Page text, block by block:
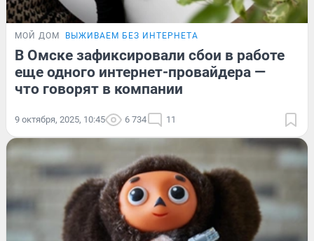
МОЙ ДОМ ВЫЖИВАЕМ БЕЗ ИНТЕРНЕТА
В Омске зафиксировали сбои в работе
еще одного интернет-провайдера —
что говорят в компании
9 октября, 2025, 10:45 6 734 11